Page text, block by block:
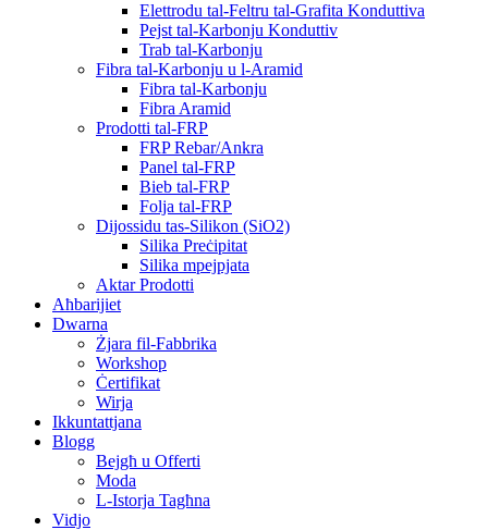
Elettrodu tal-Feltru tal-Grafita Konduttiva
Pejst tal-Karbonju Konduttiv
Trab tal-Karbonju
Fibra tal-Karbonju u l-Aramid
Fibra tal-Karbonju
Fibra Aramid
Prodotti tal-FRP
FRP Rebar/Ankra
Panel tal-FRP
Bieb tal-FRP
Folja tal-FRP
Dijossidu tas-Silikon (SiO2)
Silika Preċipitat
Silika mpejpjata
Aktar Prodotti
Aħbarijiet
Dwarna
Żjara fil-Fabbrika
Workshop
Ċertifikat
Wirja
Ikkuntattjana
Blogg
Bejgħ u Offerti
Moda
L-Istorja Tagħna
Vidjo